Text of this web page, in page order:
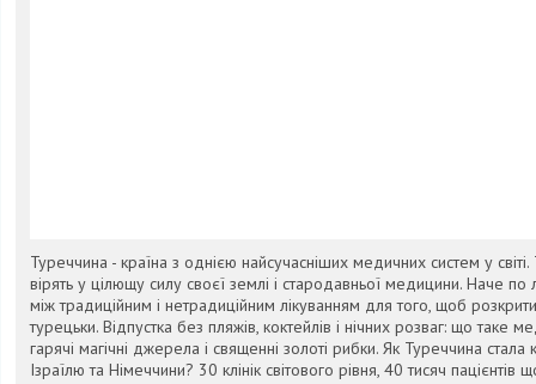
Туреччина - країна з однією найсучасніших медичних систем у
вірять у цілющу силу своєї землі і стародавньої медицини. Наче
між традиційним і нетрадиційним лікуванням для того, щоб
турецьки. Відпустка без пляжів, коктейлів і нічних розваг: що таке
гарячі магічні джерела і священні золоті рибки. Як Туреччина
Ізраїлю та Німеччини? 30 клінік світового рівня, 40 тисяч